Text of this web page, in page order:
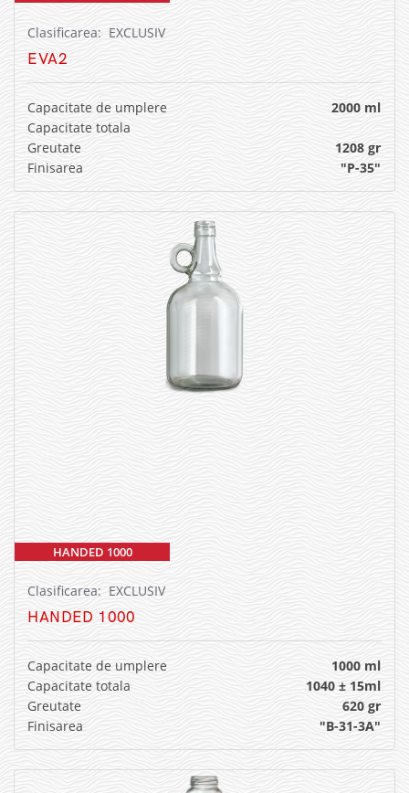
Clasificarea: EXCLUSIV
EVA2
Capacitate de umplere
2000 ml
Capacitate totala
Greutate
1208 gr
Finisarea
"P-35"
HANDED 1000
Clasificarea: EXCLUSIV
HANDED 1000
Capacitate de umplere
1000 ml
Capacitate totala
1040 ± 15ml
Greutate
620 gr
Finisarea
"B-31-3A"